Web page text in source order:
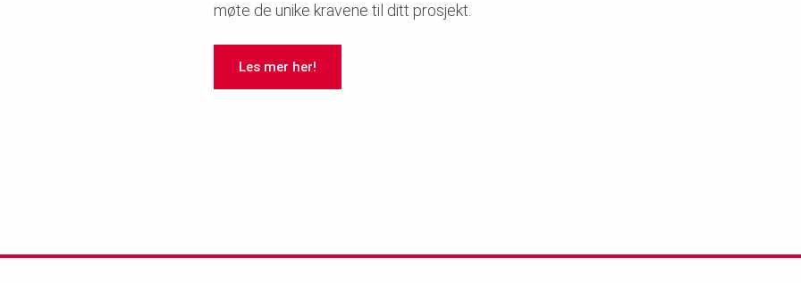
møte de unike kravene til ditt prosjekt.
Les mer her!